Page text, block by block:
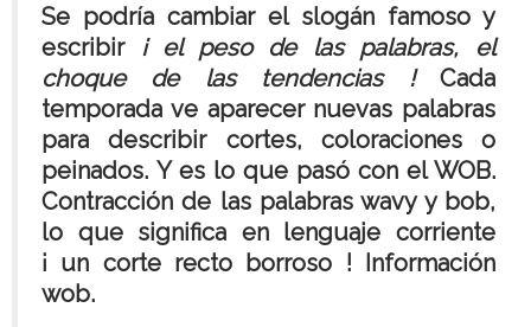
Se podría cambiar el slogán famoso y
escribir ¡ el peso de las palabras, el
choque de las tendencias !
Cada
temporada ve aparecer nuevas palabras
para describir cortes, coloraciones o
peinados. Y es lo que pasó con el WOB.
Contracción de las palabras wavy y bob,
lo que significa en lenguaje corriente
¡ un corte recto borroso ! Información
wob.